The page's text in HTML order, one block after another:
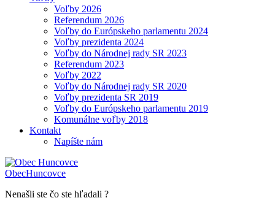
Voľby 2026
Referendum 2026
Voľby do Európskeho parlamentu 2024
Voľby prezidenta 2024
Voľby do Národnej rady SR 2023
Referendum 2023
Voľby 2022
Voľby do Národnej rady SR 2020
Voľby prezidenta SR 2019
Voľby do Európskeho parlamentu 2019
Komunálne voľby 2018
Kontakt
Napíšte nám
ObecHuncovce
Nenašli ste čo ste hľadali ?